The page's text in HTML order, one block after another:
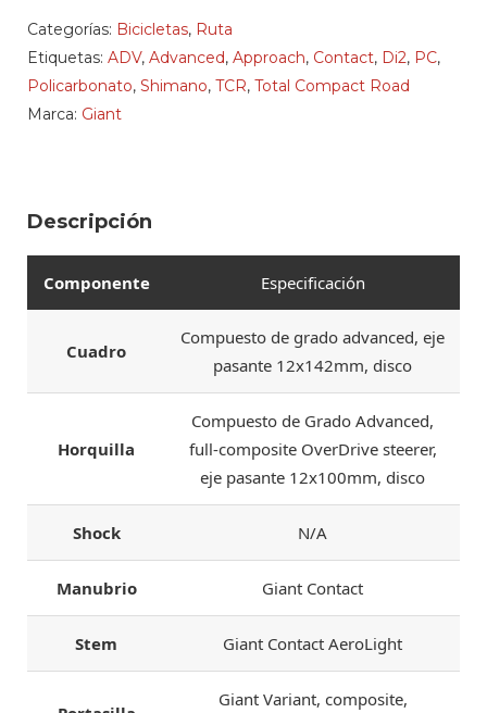
Categorías: Bicicletas, Ruta
Etiquetas: ADV, Advanced, Approach, Contact, Di2, PC,
Policarbonato, Shimano, TCR, Total Compact Road
Marca: Giant
Descripción
Componente Especificación
Cuadro
Compuesto de grado advanced, eje
pasante 12x142mm, disco
Horquilla
Compuesto de Grado Advanced,
full-composite OverDrive steerer,
eje pasante 12x100mm, disco
Shock N/A
Manubrio Giant Contact
Stem Giant Contact AeroLight
Giant Variant, composite,